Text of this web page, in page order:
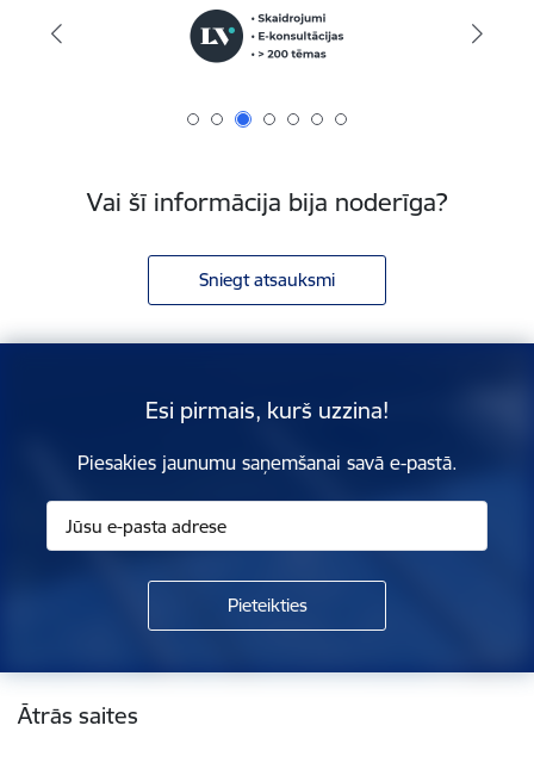
Vai šī informācija bija noderīga?
Sniegt atsauksmi
Esi pirmais, kurš uzzina!
Piesakies jaunumu saņemšanai savā e-pastā.
Kājene
Ātrās saites